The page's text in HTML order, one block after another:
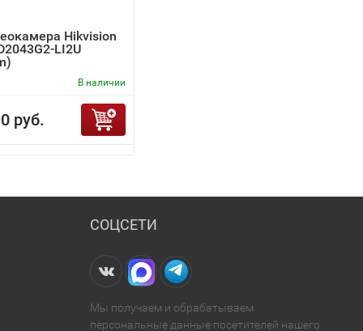
Hikvision
LI2U
В наличии
руб.
СОЦСЕТИ
Мы получаем и обрабатываем
персональные данные посетителей нашего